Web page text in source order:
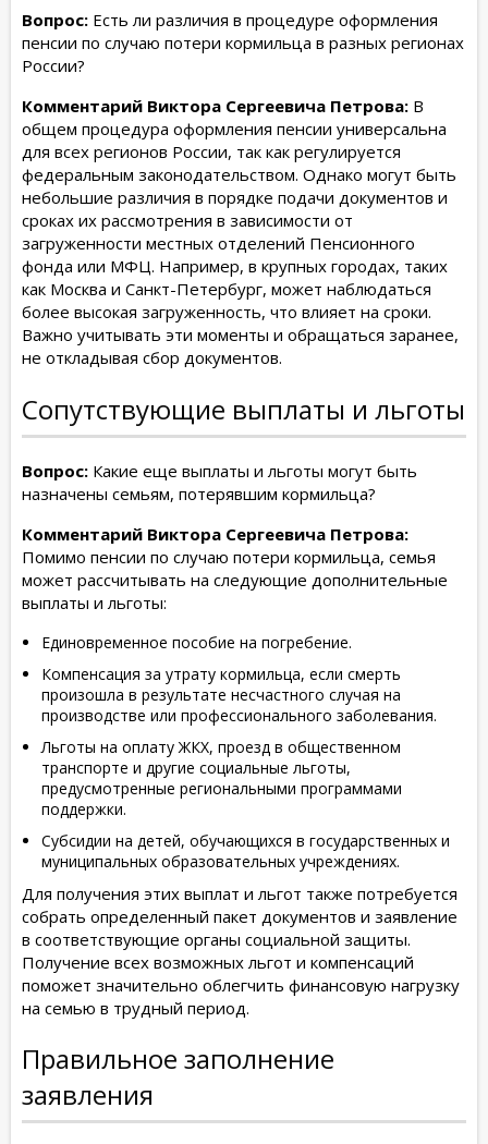
Вопрос: Есть ли различия в процедуре оформления
пенсии по случаю потери кормильца в разных регионах
России?
Комментарий Виктора Сергеевича Петрова: В
общем процедура оформления пенсии универсальна
для всех регионов России, так как регулируется
федеральным законодательством. Однако могут быть
небольшие различия в порядке подачи документов и
сроках их рассмотрения в зависимости от
загруженности местных отделений Пенсионного
фонда или МФЦ. Например, в крупных городах, таких
как Москва и Санкт-Петербург, может наблюдаться
более высокая загруженность, что влияет на сроки.
Важно учитывать эти моменты и обращаться заранее,
не откладывая сбор документов.
Сопутствующие выплаты и льготы
Вопрос: Какие еще выплаты и льготы могут быть
назначены семьям, потерявшим кормильца?
Комментарий Виктора Сергеевича Петрова:
Помимо пенсии по случаю потери кормильца, семья
может рассчитывать на следующие дополнительные
выплаты и льготы:
Единовременное пособие на погребение.
Компенсация за утрату кормильца, если смерть
произошла в результате несчастного случая на
производстве или профессионального заболевания.
Льготы на оплату ЖКХ, проезд в общественном
транспорте и другие социальные льготы,
предусмотренные региональными программами
поддержки.
Субсидии на детей, обучающихся в государственных и
муниципальных образовательных учреждениях.
Для получения этих выплат и льгот также потребуется
собрать определенный пакет документов и заявление
в соответствующие органы социальной защиты.
Получение всех возможных льгот и компенсаций
поможет значительно облегчить финансовую нагрузку
на семью в трудный период.
Правильное заполнение
заявления